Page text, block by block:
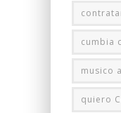
cumbia
musico
quiero